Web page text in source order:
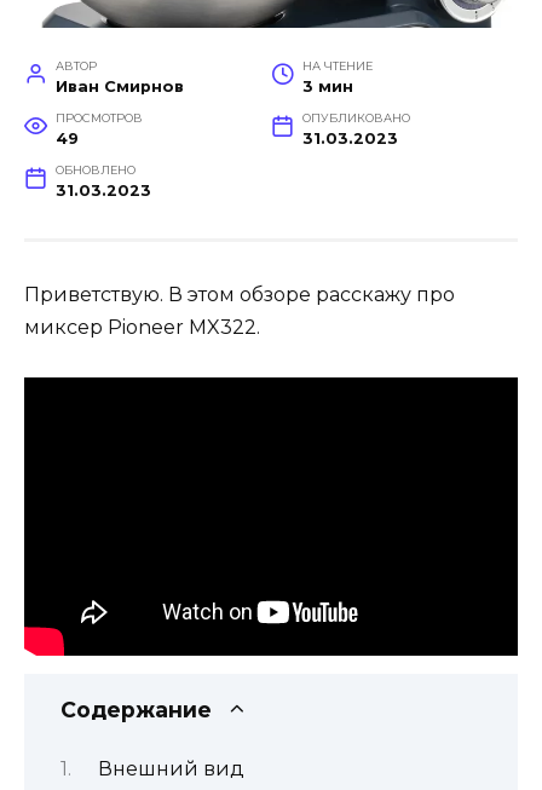
АВТОР
Иван Смирнов
НА ЧТЕНИЕ
3 мин
ПРОСМОТРОВ
49
ОПУБЛИКОВАНО
31.03.2023
ОБНОВЛЕНО
31.03.2023
Приветствую. В этом обзоре расскажу про
миксер Pioneer MX322.
Содержание
Внешний вид